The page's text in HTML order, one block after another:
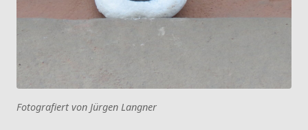
Fotografiert von Jürgen Langner